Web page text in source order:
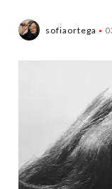
sofiaortega